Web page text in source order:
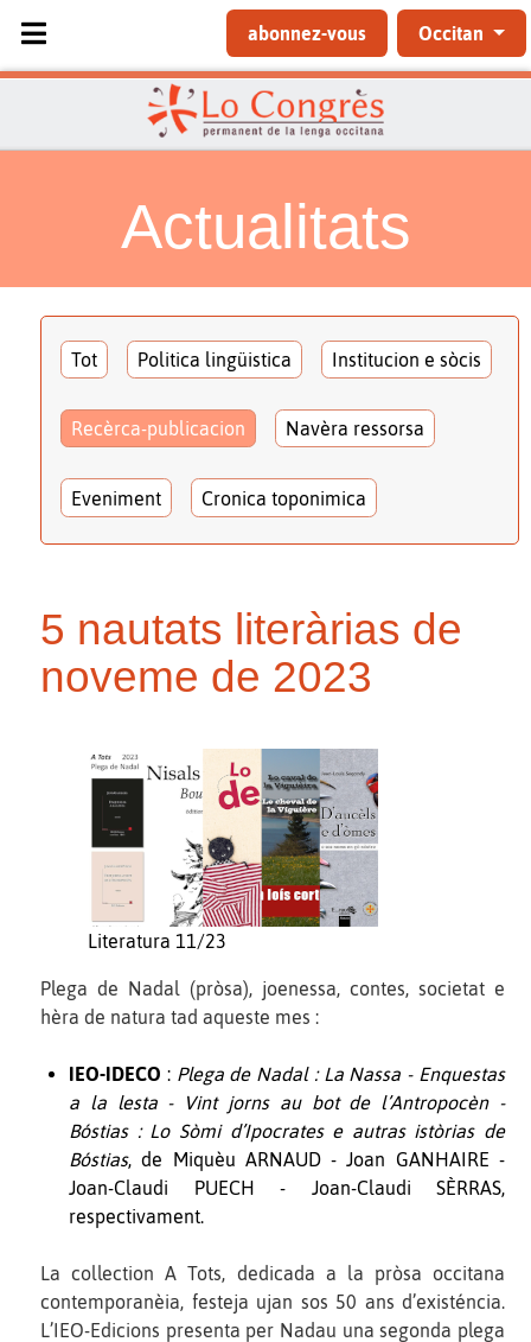
Sélectionnez votre langue
abonnez-vous Occitan
Actualitats
Tot Politica lingüistica Institucion e sòcis
Recèrca-publicacion Navèra ressorsa
Eveniment Cronica toponimica
5 nautats literàrias de
noveme de 2023
Literatura 11/23
Plega de Nadal (pròsa), joenessa, contes, societat e
hèra de natura tad aqueste mes :
IEO-IDECO : Plega de Nadal : La Nassa - Enquestas
a la lesta - Vint jorns au bot de l’Antropocèn -
Bóstias : Lo Sòmi d’Ipocrates e autras istòrias de
Bóstias, de Miquèu ARNAUD - Joan GANHAIRE -
Joan-Claudi PUECH - Joan-Claudi SÈRRAS,
respectivament.
La collection A Tots, dedicada a la pròsa occitana
contemporanèia, festeja ujan sos 50 ans d’existéncia.
L’IEO-Edicions presenta per Nadau una segonda plega